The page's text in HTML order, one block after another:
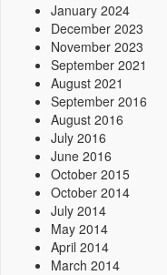
January 2024
December 2023
November 2023
September 2021
August 2021
September 2016
August 2016
July 2016
June 2016
October 2015
October 2014
July 2014
May 2014
April 2014
March 2014